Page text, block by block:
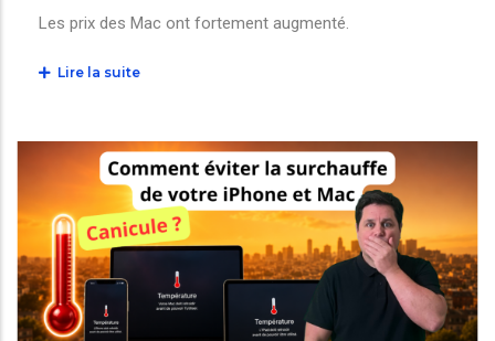
Les prix des Mac ont fortement augmenté.
Lire la suite